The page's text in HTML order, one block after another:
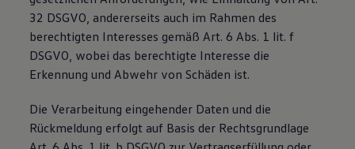
32 DSGVO, andererseits auch im Rahmen des
berechtigten Interesses gemäß Art. 6 Abs. 1 lit. f
DSGVO, wobei das berechtigte Interesse die
Erkennung und Abwehr von Schäden ist.
Die Verarbeitung eingehender Daten und die
Rückmeldung erfolgt auf Basis der Rechtsgrundlage